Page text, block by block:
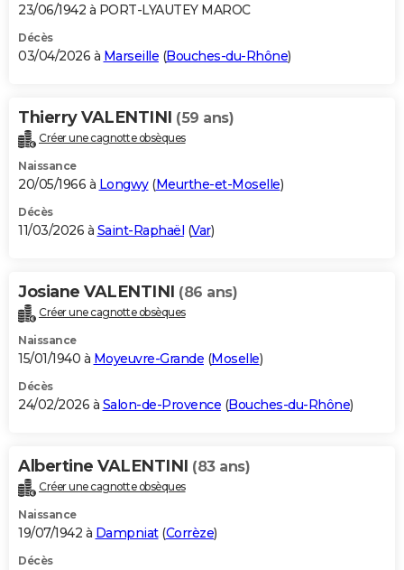
23/06/1942 à PORT-LYAUTEY MAROC
Décès
03/04/2026 à Marseille (Bouches-du-Rhône)
Thierry VALENTINI (59 ans)
Créer une cagnotte obsèques
Naissance
20/05/1966 à Longwy(Meurthe-et-Moselle)
Décès
11/03/2026 à Saint-Raphaël (Var)
Josiane VALENTINI (86 ans)
Créer une cagnotte obsèques
Naissance
15/01/1940 à Moyeuvre-Grande (Moselle)
Décès
24/02/2026 à Salon-de-Provence (Bouches-du-Rhône)
Albertine VALENTINI (83 ans)
Créer une cagnotte obsèques
Naissance
19/07/1942 à Dampniat(Corrèze)
Décès